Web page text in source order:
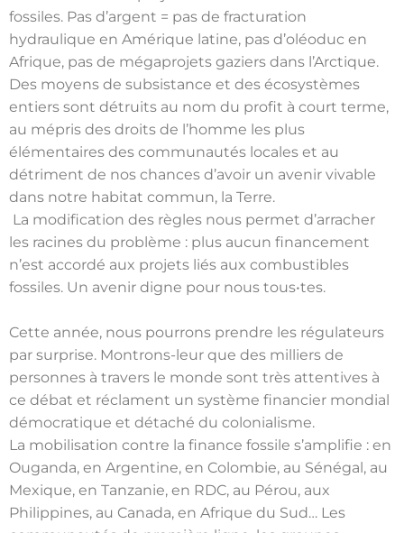
fossiles. Pas d’argent = pas de fracturation
hydraulique en Amérique latine, pas d’oléoduc en
Afrique, pas de mégaprojets gaziers dans l’Arctique.
Des moyens de subsistance et des écosystèmes
entiers sont détruits au nom du profit à court terme,
au mépris des droits de l’homme les plus
élémentaires des communautés locales et au
détriment de nos chances d’avoir un avenir vivable
dans notre habitat commun, la Terre.
La modification des règles nous permet d’arracher
les racines du problème : plus aucun financement
n’est accordé aux projets liés aux combustibles
fossiles. Un avenir digne pour nous tous•tes.
Cette année, nous pourrons prendre les régulateurs
par surprise. Montrons-leur que des milliers de
personnes à travers le monde sont très attentives à
ce débat et réclament un système financier mondial
démocratique et détaché du colonialisme.
La mobilisation contre la finance fossile s’amplifie : en
Ouganda, en Argentine, en Colombie, au Sénégal, au
Mexique, en Tanzanie, en RDC, au Pérou, aux
Philippines, au Canada, en Afrique du Sud… Les